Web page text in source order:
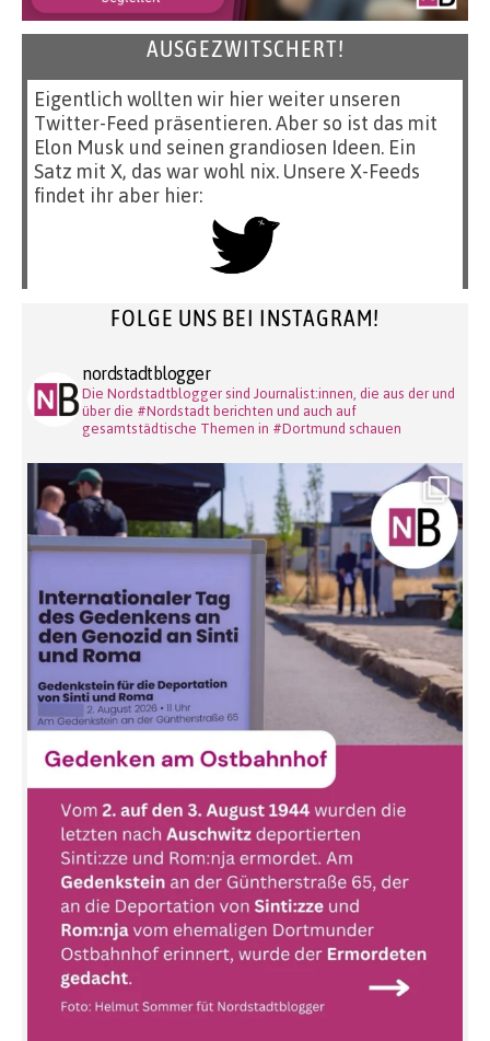
AUSGEZWITSCHERT!
Eigentlich wollten wir hier weiter unseren
Twitter-Feed präsentieren. Aber so ist das mit
Elon Musk und seinen grandiosen Ideen. Ein
Satz mit X, das war wohl nix. Unsere X-Feeds
findet ihr aber hier:
FOLGE UNS BEI INSTAGRAM!
nordstadtblogger
Die Nordstadtblogger sind Journalist:innen, die aus der und
über die #Nordstadt berichten und auch auf
gesamtstädtische Themen in #Dortmund schauen